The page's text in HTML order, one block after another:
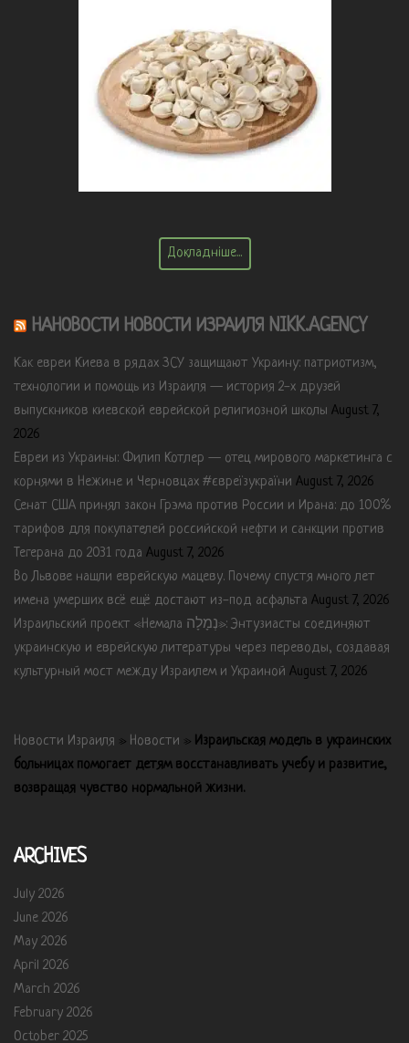
Докладніше...
НАНОВОСТИ НОВОСТИ ИЗРАИЛЯ NIKK.AGENCY
Как евреи Киева в рядах ЗСУ защищают Украину: патриотизм,
технологии и помощь из Израиля — история 2-х друзей
выпускников киевской еврейской религиозной школы August 7,
2026
Евреи из Украины: Филип Котлер — отец мирового маркетинга с
корнями в Нежине и Черновцах #євреїзукраїни August 7, 2026
Сенат США принял закон Грэма против России и Ирана: до 100%
тарифов для покупателей российской нефти и санкции против
Тегерана до 2031 года August 7, 2026
Во Львове нашли еврейскую мацеву. Почему спустя много лет
имена умерших всё ещё достают из-под асфальта August 7, 2026
Израильский проект «Немала נְמָלָה»: Энтузиасты соединяют
украинскую и еврейскую литературы через переводы, создавая
культурный мост между Израилем и Украиной August 7, 2026
Новости Израиля » Новости » Израильская модель в украинских
больницах помогает детям восстанавливать учебу и развитие,
возвращая чувство нормальной жизни.
ARCHIVES
July 2026
June 2026
May 2026
April 2026
March 2026
February 2026
October 2025